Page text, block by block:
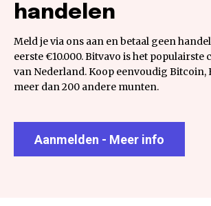
handelen
Meld je via ons aan en betaal geen
eerste €10.000. Bitvavo is het
van Nederland. Koop eenvoudig Bitcoin,
meer dan 200 andere munten.
Aanmelden - Meer info